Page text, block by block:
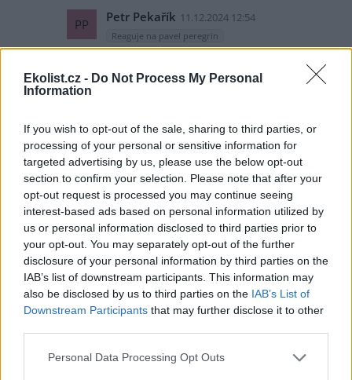
Ekolist.cz - Do Not Process My Personal
Information
If you wish to opt-out of the sale, sharing to third parties, or
processing of your personal or sensitive information for
targeted advertising by us, please use the below opt-out
section to confirm your selection. Please note that after your
opt-out request is processed you may continue seeing
interest-based ads based on personal information utilized by
us or personal information disclosed to third parties prior to
your opt-out. You may separately opt-out of the further
disclosure of your personal information by third parties on the
IAB’s list of downstream participants. This information may
also be disclosed by us to third parties on the IAB’s List of
Downstream Participants that may further disclose it to other
Personal Data Processing Opt Outs
PP Petr Pekařík 11.12.2024 12:54
Reaguje na pavel peregrin
Neva, zase budete mít opravený dům po babičce
SV
Slavomil Vinkler 9.12.2024 08:44
Přístup prosazovaný p. Rexou je zcela
kontraproduktivní. Pokud zemědělci budou
nuceni vyčlenit plochy a nedostanou zejména za její
údrždu dostatečnou náhradu, nebudou půdu udržovat.
Dopadne to jako s chráněnými územími jako NP, NPR, PP...
zejména stepního charakteru. Během několika let zarostou
křovím a posléze stromy. Žádná společenstva polních
rostlin, hmyzu, a obratlovců se nevyvinou. Jako údržba je
nutná mírná střídavá-mozaiková seč, sklizeň biomasy,
mírná pastva, mírné porušování drnu atd... A to jsou
nemalé náklady.
Odpovědět